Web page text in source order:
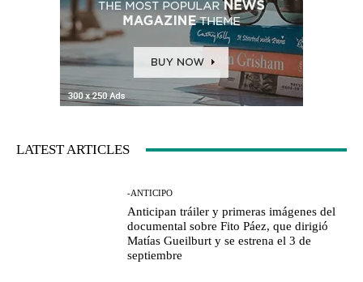
LATEST ARTICLES
-ANTICIPO
Anticipan tráiler y primeras imágenes del
documental sobre Fito Páez, que dirigió
Matías Gueilburt y se estrena el 3 de
septiembre